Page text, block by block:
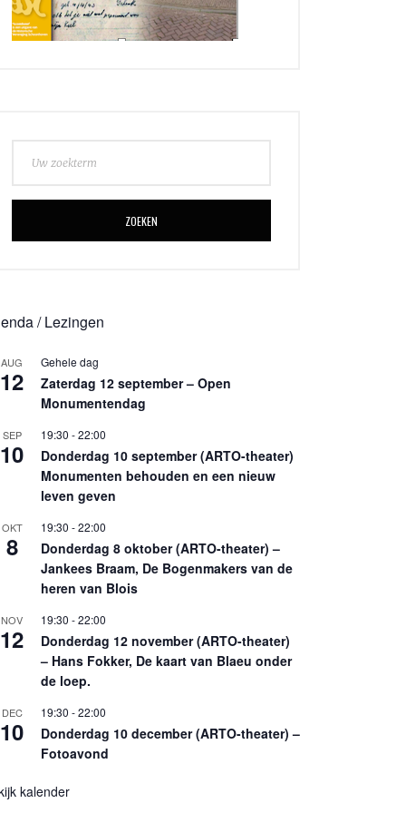
ZOEKEN
/ Lezingen
AUG
12
Gehele dag
Zaterdag 12 september – Open
Monumentendag
SEP
10
19:30 -22:00
Donderdag 10 september (ARTO-theater)
Monumenten behouden en een nieuw
leven geven
OKT
8
19:30 -22:00
Donderdag 8 oktober (ARTO-theater) –
Jankees Braam, De Bogenmakers van de
heren van Blois
NOV
12
19:30 -22:00
Donderdag 12 november (ARTO-theater)
– Hans Fokker, De kaart van Blaeu onder
de loep.
DEC
10
19:30 -22:00
Donderdag 10 december (ARTO-theater) –
Fotoavond
kalender